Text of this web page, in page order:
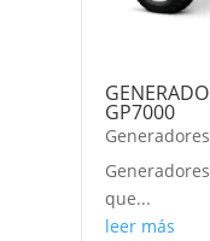
GP7000
que...
leer más